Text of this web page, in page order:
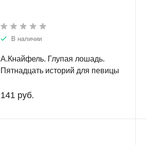
В наличии
А.Кнайфель. Глупая лошадь.
Пятнадцать историй для певицы
141 руб.